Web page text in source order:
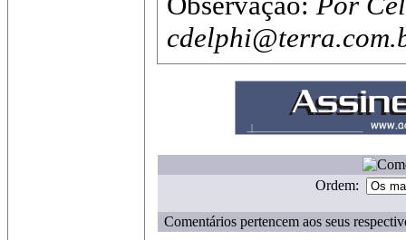
Ordem:
Comentários pertencem aos seus